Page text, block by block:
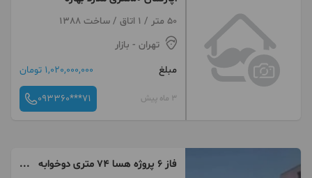
50 متر / 1 اتاق / ساخت 1388
تهران - بازار
مبلغ
1,020,000,000 تومان
3 ماه پیش 093360***71
فاز ۶ پروژه هسا ۷۴ متری دوخوابه